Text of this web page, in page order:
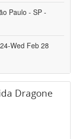
Paulo - SP -
Wed Feb 28
Dragone